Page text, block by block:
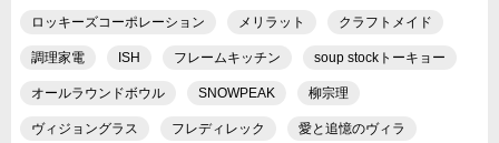
ロッキーズコーポレーション メリラット クラフトメイド
調理家電 ISH フレームキッチン soup stockトーキョー
オールラウンドボウル SNOWPEAK 柳宗理
ヴィジョングラス フレディレック 愛と追憶のヴィラ